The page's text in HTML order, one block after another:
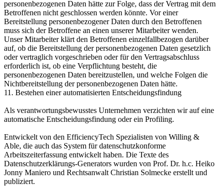
personenbezogenen Daten hätte zur Folge, dass der Vertrag mit dem
Betroffenen nicht geschlossen werden könnte. Vor einer
Bereitstellung personenbezogener Daten durch den Betroffenen
muss sich der Betroffene an einen unserer Mitarbeiter wenden.
Unser Mitarbeiter klärt den Betroffenen einzelfallbezogen darüber
auf, ob die Bereitstellung der personenbezogenen Daten gesetzlich
oder vertraglich vorgeschrieben oder für den Vertragsabschluss
erforderlich ist, ob eine Verpflichtung besteht, die
personenbezogenen Daten bereitzustellen, und welche Folgen die
Nichtbereitstellung der personenbezogenen Daten hätte.
11. Bestehen einer automatisierten Entscheidungsfindung
Als verantwortungsbewusstes Unternehmen verzichten wir auf eine
automatische Entscheidungsfindung oder ein Profiling.
Entwickelt von den EfficiencyTech Spezialisten von Willing &
Able, die auch das System für datenschutzkonforme
Arbeitszeiterfassung entwickelt haben. Die Texte des
Datenschutzerklärungs-Generators wurden von Prof. Dr. h.c. Heiko
Jonny Maniero und Rechtsanwalt Christian Solmecke erstellt und
publiziert.